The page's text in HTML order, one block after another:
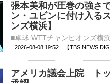
張本美和が圧巻の強さ
ン・ユビンに付け入る
ンズ横浜】
2026-08-08 19:52 【TBS NEWS DIG
アメリカ議会上院 ト